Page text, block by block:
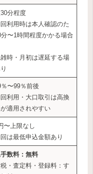
分程度
利用時は本人確認のた
〜1時間程度かかる場合
時・月初は遅延する場
〜99％前後
利用・大口取引は高換
適用されやすい
〜上限なし
は最低申込金額あり
数料：無料
・査定料・登録料：す